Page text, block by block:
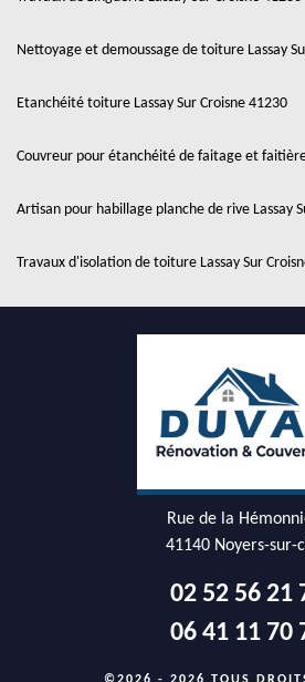
Nettoyage et demoussage de toiture Lassay
Etanchéité toiture Lassay Sur Croisne 41230
Couvreur pour étanchéité de faitage et faitière
Artisan pour habillage planche de rive Lassay
Travaux d'isolation de toiture Lassay Sur
Rue de la
41140 Noyers-sur-
02 52 56 21
06 41 11 70